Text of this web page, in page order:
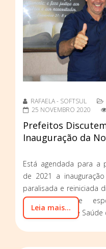
RAFAELA - SOFTSUL
25 NOVEMBRO 2020
Prefeitos
Inauguração da
Está agendada para a
de 2021 a
paralisada e reiniciada
ambulatório de
Intermunicipal de
Leia mais...